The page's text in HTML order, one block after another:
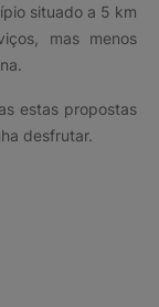
situado a 5 km
mas menos
estas propostas
desfrutar.